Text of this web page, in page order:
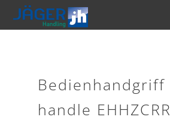
Bedienhandgriff
handle